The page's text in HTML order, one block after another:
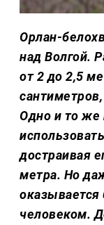
Орлан-
над Волгой.
от 2 до 2,5
Одно и то же
достраивая
метра. Но
человеком.